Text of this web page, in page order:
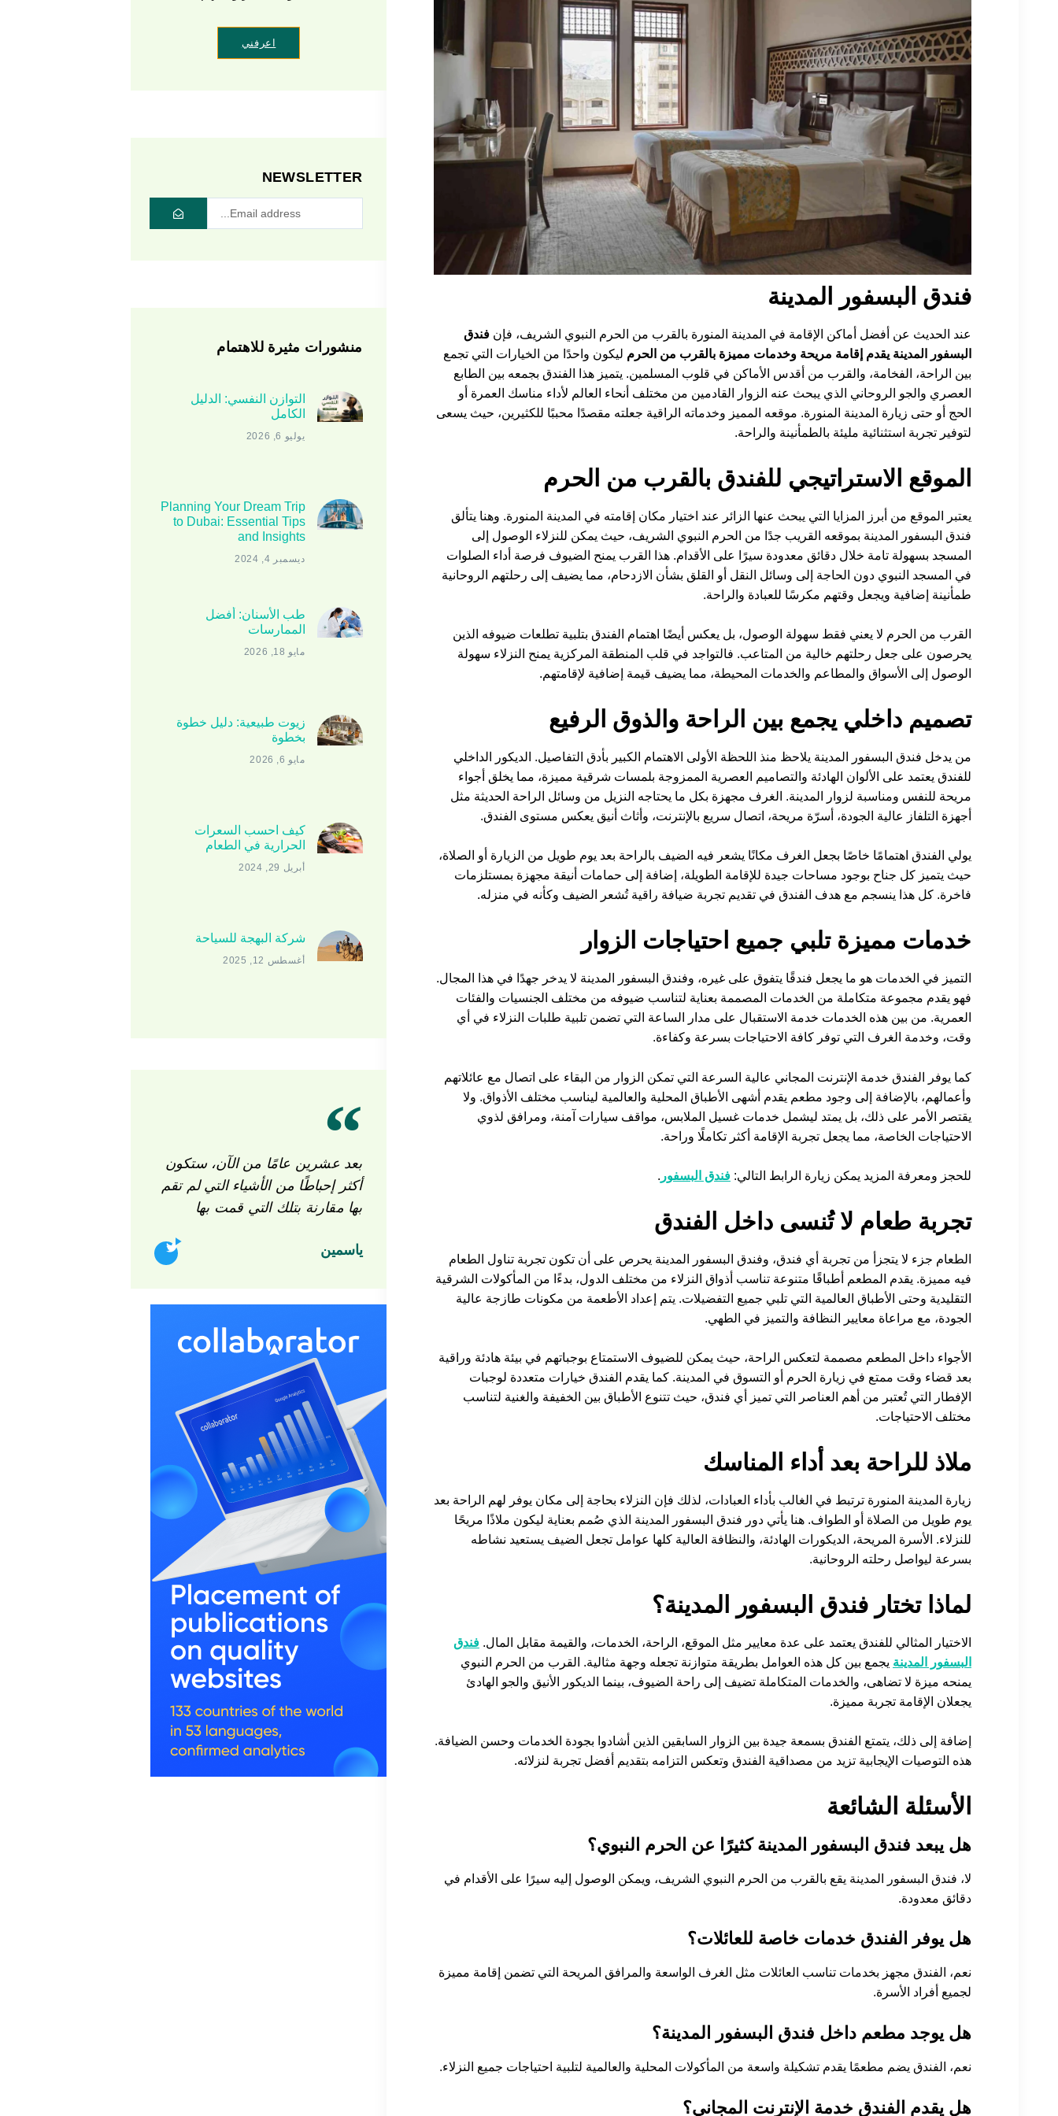
فندق البسفور المدينة
عند الحديث عن أفضل أماكن الإقامة في المدينة المنورة بالقرب من الحرم النبوي الشريف، فإن فندق
البسفور المدينة يقدم إقامة مريحة وخدمات مميزة بالقرب من الحرم ليكون واحدًا من الخيارات التي تجمع
بين الراحة، الفخامة، والقرب من أقدس الأماكن في قلوب المسلمين. يتميز هذا الفندق بجمعه بين الطابع
العصري والجو الروحاني الذي يبحث عنه الزوار القادمين من مختلف أنحاء العالم لأداء مناسك العمرة أو
الحج أو حتى زيارة المدينة المنورة. موقعه المميز وخدماته الراقية جعلته مقصدًا محببًا للكثيرين، حيث يسعى
لتوفير تجربة استثنائية مليئة بالطمأنينة والراحة.
الموقع الاستراتيجي للفندق بالقرب من الحرم
يعتبر الموقع من أبرز المزايا التي يبحث عنها الزائر عند اختيار مكان إقامته في المدينة المنورة. وهنا يتألق
فندق البسفور المدينة بموقعه القريب جدًا من الحرم النبوي الشريف، حيث يمكن للنزلاء الوصول إلى
المسجد بسهولة تامة خلال دقائق معدودة سيرًا على الأقدام. هذا القرب يمنح الضيوف فرصة أداء الصلوات
في المسجد النبوي دون الحاجة إلى وسائل النقل أو القلق بشأن الازدحام، مما يضيف إلى رحلتهم الروحانية
طمأنينة إضافية ويجعل وقتهم مكرسًا للعبادة والراحة.
القرب من الحرم لا يعني فقط سهولة الوصول، بل يعكس أيضًا اهتمام الفندق بتلبية تطلعات ضيوفه الذين
يحرصون على جعل رحلتهم خالية من المتاعب. فالتواجد في قلب المنطقة المركزية يمنح النزلاء سهولة
الوصول إلى الأسواق والمطاعم والخدمات المحيطة، مما يضيف قيمة إضافية لإقامتهم.
تصميم داخلي يجمع بين الراحة والذوق الرفيع
من يدخل فندق البسفور المدينة يلاحظ منذ اللحظة الأولى الاهتمام الكبير بأدق التفاصيل. الديكور الداخلي
للفندق يعتمد على الألوان الهادئة والتصاميم العصرية الممزوجة بلمسات شرقية مميزة، مما يخلق أجواء
مريحة للنفس ومناسبة لزوار المدينة. الغرف مجهزة بكل ما يحتاجه النزيل من وسائل الراحة الحديثة مثل
أجهزة التلفاز عالية الجودة، أسرّة مريحة، اتصال سريع بالإنترنت، وأثاث أنيق يعكس مستوى الفندق.
يولي الفندق اهتمامًا خاصًا بجعل الغرف مكانًا يشعر فيه الضيف بالراحة بعد يوم طويل من الزيارة أو الصلاة،
حيث يتميز كل جناح بوجود مساحات جيدة للإقامة الطويلة، إضافة إلى حمامات أنيقة مجهزة بمستلزمات
فاخرة. كل هذا ينسجم مع هدف الفندق في تقديم تجربة ضيافة راقية تُشعر الضيف وكأنه في منزله.
خدمات مميزة تلبي جميع احتياجات الزوار
التميز في الخدمات هو ما يجعل فندقًا يتفوق على غيره، وفندق البسفور المدينة لا يدخر جهدًا في هذا المجال.
فهو يقدم مجموعة متكاملة من الخدمات المصممة بعناية لتناسب ضيوفه من مختلف الجنسيات والفئات
العمرية. من بين هذه الخدمات خدمة الاستقبال على مدار الساعة التي تضمن تلبية طلبات النزلاء في أي
وقت، وخدمة الغرف التي توفر كافة الاحتياجات بسرعة وكفاءة.
كما يوفر الفندق خدمة الإنترنت المجاني عالية السرعة التي تمكن الزوار من البقاء على اتصال مع عائلاتهم
وأعمالهم، بالإضافة إلى وجود مطعم يقدم أشهى الأطباق المحلية والعالمية ليناسب مختلف الأذواق. ولا
يقتصر الأمر على ذلك، بل يمتد ليشمل خدمات غسيل الملابس، مواقف سيارات آمنة، ومرافق لذوي
الاحتياجات الخاصة، مما يجعل تجربة الإقامة أكثر تكاملًا وراحة.
للحجز ومعرفة المزيد يمكن زيارة الرابط التالي: فندق البسفور .
تجربة طعام لا تُنسى داخل الفندق
الطعام جزء لا يتجزأ من تجربة أي فندق، وفندق البسفور المدينة يحرص على أن تكون تجربة تناول الطعام
فيه مميزة. يقدم المطعم أطباقًا متنوعة تناسب أذواق النزلاء من مختلف الدول، بدءًا من المأكولات الشرقية
التقليدية وحتى الأطباق العالمية التي تلبي جميع التفضيلات. يتم إعداد الأطعمة من مكونات طازجة عالية
الجودة، مع مراعاة معايير النظافة والتميز في الطهي.
الأجواء داخل المطعم مصممة لتعكس الراحة، حيث يمكن للضيوف الاستمتاع بوجباتهم في بيئة هادئة وراقية
بعد قضاء وقت ممتع في زيارة الحرم أو التسوق في المدينة. كما يقدم الفندق خيارات متعددة لوجبات
الإفطار التي تُعتبر من أهم العناصر التي تميز أي فندق، حيث تتنوع الأطباق بين الخفيفة والغنية لتناسب
مختلف الاحتياجات.
ملاذ للراحة بعد أداء المناسك
زيارة المدينة المنورة ترتبط في الغالب بأداء العبادات، لذلك فإن النزلاء بحاجة إلى مكان يوفر لهم الراحة بعد
يوم طويل من الصلاة أو الطواف. هنا يأتي دور فندق البسفور المدينة الذي صُمم بعناية ليكون ملاذًا مريحًا
للنزلاء. الأسرة المريحة، الديكورات الهادئة، والنظافة العالية كلها عوامل تجعل الضيف يستعيد نشاطه
بسرعة ليواصل رحلته الروحانية.
لماذا تختار فندق البسفور المدينة؟
الاختيار المثالي للفندق يعتمد على عدة معايير مثل الموقع، الراحة، الخدمات، والقيمة مقابل المال. فندق
البسفور المدينة يجمع بين كل هذه العوامل بطريقة متوازنة تجعله وجهة مثالية. القرب من الحرم النبوي
يمنحه ميزة لا تضاهى، والخدمات المتكاملة تضيف إلى راحة الضيوف، بينما الديكور الأنيق والجو الهادئ
يجعلان الإقامة تجربة مميزة.
إضافة إلى ذلك، يتمتع الفندق بسمعة جيدة بين الزوار السابقين الذين أشادوا بجودة الخدمات وحسن الضيافة.
هذه التوصيات الإيجابية تزيد من مصداقية الفندق وتعكس التزامه بتقديم أفضل تجربة لنزلائه.
الأسئلة الشائعة
هل يبعد فندق البسفور المدينة كثيرًا عن الحرم النبوي؟
لا، فندق البسفور المدينة يقع بالقرب من الحرم النبوي الشريف، ويمكن الوصول إليه سيرًا على الأقدام في
دقائق معدودة.
هل يوفر الفندق خدمات خاصة للعائلات؟
نعم، الفندق مجهز بخدمات تناسب العائلات مثل الغرف الواسعة والمرافق المريحة التي تضمن إقامة مميزة
لجميع أفراد الأسرة.
هل يوجد مطعم داخل فندق البسفور المدينة؟
نعم، الفندق يضم مطعمًا يقدم تشكيلة واسعة من المأكولات المحلية والعالمية لتلبية احتياجات جميع النزلاء.
هل يقدم الفندق خدمة الإنترنت المجاني؟
اعرفني
NEWSLETTER
منشورات مثيرة للاهتمام
التوازن النفسي: الدليل
الكامل
يوليو 6, 2026
Planning Your Dream Trip
to Dubai: Essential Tips
and Insights
ديسمبر 4, 2024
طب الأسنان: أفضل
الممارسات
مايو 18, 2026
زيوت طبيعية: دليل خطوة
بخطوة
مايو 6, 2026
كيف احسب السعرات
الحرارية في الطعام
أبريل 29, 2024
شركة البهجة للسياحة
أغسطس 12, 2025
بعد عشرين عامًا من الآن، ستكون
أكثر إحباطًا من الأشياء التي لم تقم
بها مقارنة بتلك التي قمت بها
ياسمين